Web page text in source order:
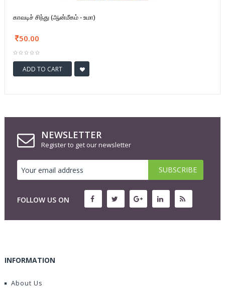
காவடிச் சிந்து (ஆன்மீகம் - உமா)
50.00
ADD TO CART
NEWSLETTER
Register to get our newsletter
FOLLOW US ON
INFORMATION
About Us